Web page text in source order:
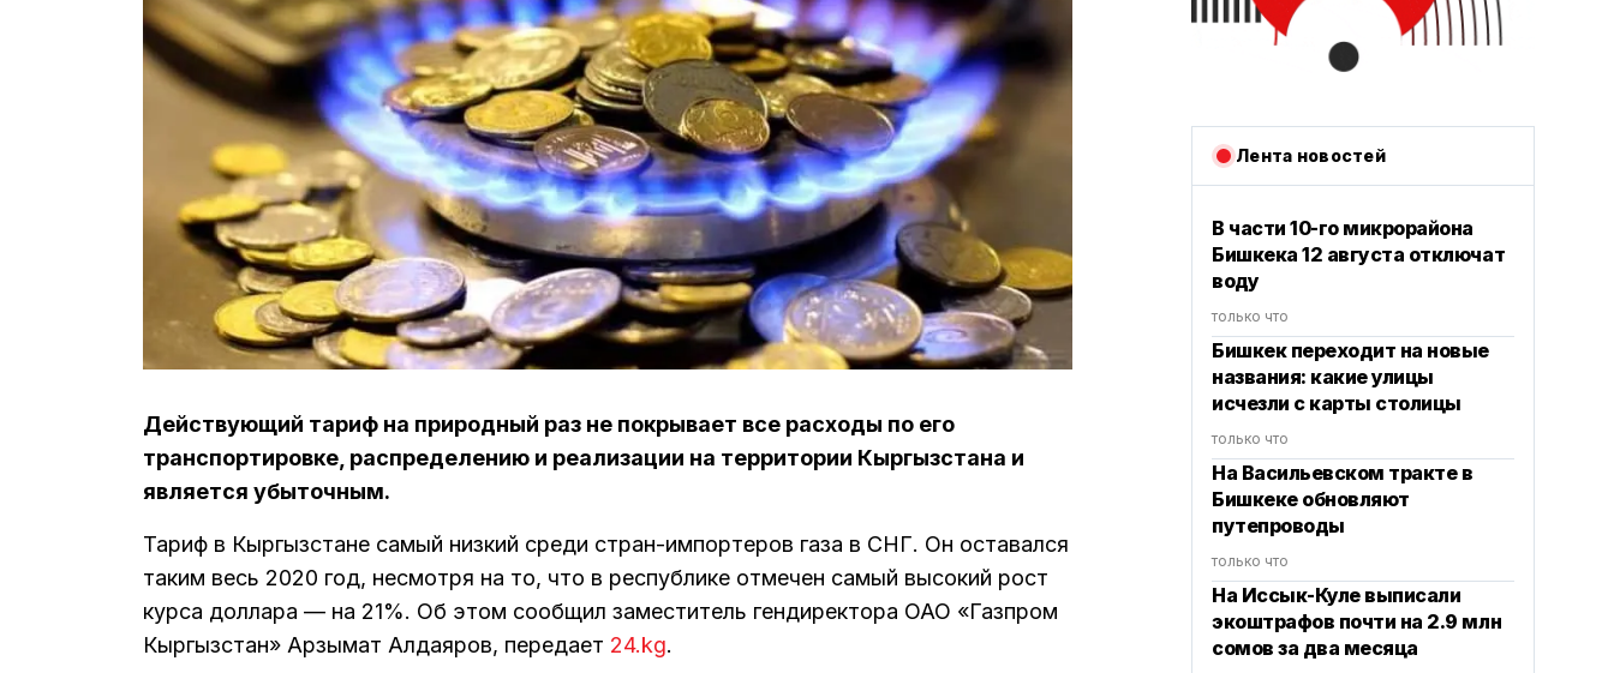
Действующий тариф на природный раз не покрывает все расходы по его
транспортировке, распределению и реализации на территории Кыргызстана и
является убыточным.
Тариф в Кыргызстане самый низкий среди стран-импортеров газа в СНГ. Он оставался
таким весь 2020 год, несмотря на то, что в республике отмечен самый высокий рост
курса доллара — на 21%. Об этом сообщил заместитель гендиректора ОАО «Газпром
Кыргызстан» Арзымат Алдаяров, передает 24.kg.
Лента новостей
В части 10-го микрорайона
Бишкека 12 августа отключат
воду
только что
Бишкек переходит на новые
названия: какие улицы
исчезли с карты столицы
только что
На Васильевском тракте в
Бишкеке обновляют
путепроводы
только что
На Иссык-Куле выписали
экоштрафов почти на 2.9 млн
сомов за два месяца